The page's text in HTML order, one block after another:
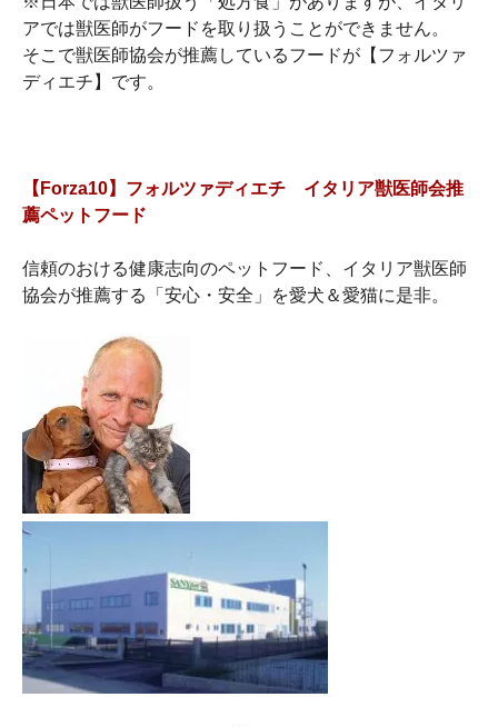
アでは獣医師がフードを取り扱うことができません。
そこで獣医師協会が推薦しているフードが【フォルツァ
ディエチ】です。
【Forza10】フォルツァディエチ イタリア獣医師会推
薦ペットフード
信頼のおける健康志向のペットフード、イタリア獣医師
協会が推薦する「安心・安全」を愛犬＆愛猫に是非。